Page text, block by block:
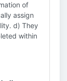
of
assign
d) They
within